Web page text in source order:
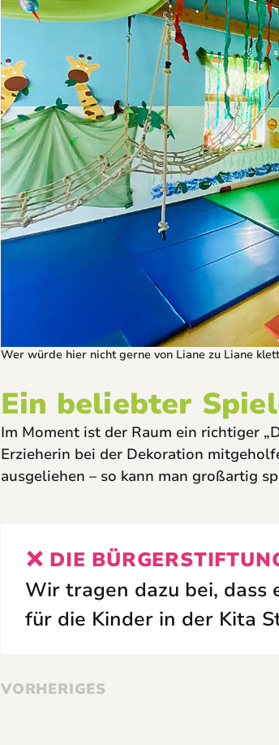
Wer würde hier nicht gerne von Liane zu Liane
Ein beliebter
Im Moment ist der Raum ein richtiger
Erzieherin bei der Dekoration
ausgeliehen – so kann man großartig
DIE
Wir tragen dazu bei,
für die Kinder in der Kita
VORHERIGES